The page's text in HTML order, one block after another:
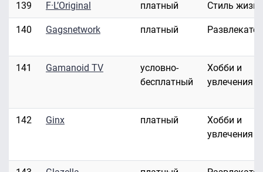
139 F·L’Original платный Стиль жизни
140 Gagsnetwork платный
141 Gamanoid TV
условно-
бесплатный
Хобби и
увлечения
142 Ginx платный
Хобби и
увлечения